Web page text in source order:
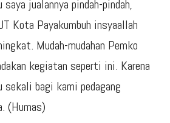
jualannya pindah-pindah,
Kota Payakumbuh insyaallah
Mudah-mudahan Pemko
kegiatan seperti ini. Karena
bagi kami pedagang
(Humas)